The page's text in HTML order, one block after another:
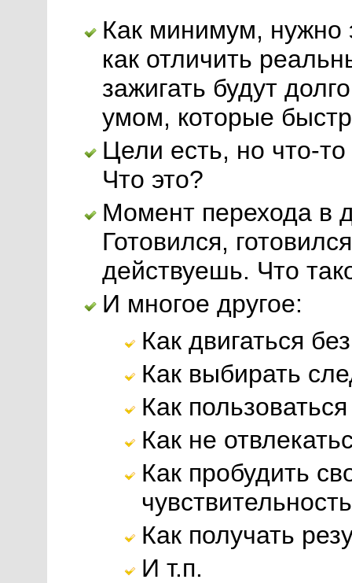
Как минимум, нужно
как отличить
зажигать будут
умом, которые
Цели есть, но что-
Что это?
Момент перехода в
Готовился,
действуешь. Что
И многое другое:
Как двигаться
Как выбирать
Как
Как не
Как пробудить
чувствительность
Как получать
И т.п.